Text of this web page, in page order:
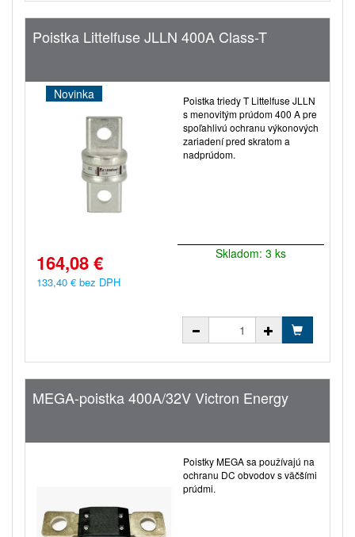
Poistka Littelfuse JLLN 400A Class-T
Novinka
Poistka triedy T Littelfuse JLLN
s menovitým prúdom 400 A pre
spoľahlivú ochranu výkonových
zariadení pred skratom a
nadprúdom.
164,08 €
133,40 € bez DPH
Skladom: 3 ks
MEGA-poistka 400A/32V Victron Energy
Poistky MEGA sa používajú na
ochranu DC obvodov s väčšími
prúdmi.